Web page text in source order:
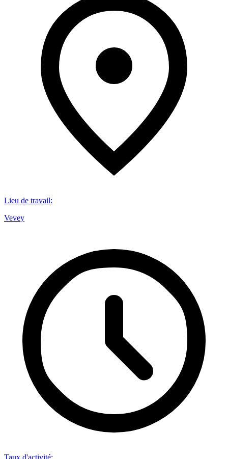
Lieu de travail:
Vevey